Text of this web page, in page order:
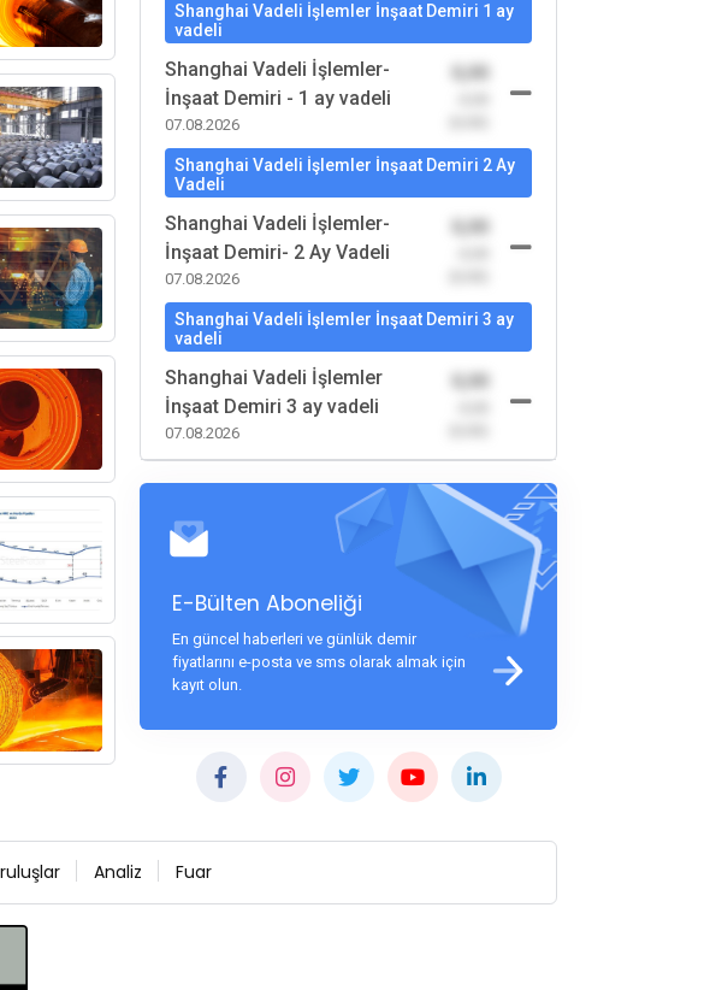
Shanghai Vadeli İşlemler İnşaat Demiri 1 ay
vadeli
Shanghai Vadeli İşlemler-
İnşaat Demiri - 1 ay vadeli
07.08.2026
0,00
Shanghai Vadeli İşlemler İnşaat Demiri 2 Ay
Vadeli
Shanghai Vadeli İşlemler-
İnşaat Demiri- 2 Ay Vadeli
07.08.2026
0,00
Shanghai Vadeli İşlemler İnşaat Demiri 3 ay
vadeli
Shanghai Vadeli İşlemler
İnşaat Demiri 3 ay vadeli
07.08.2026
0,00
E-Bülten Aboneliği
En güncel haberleri ve günlük demir
fiyatlarını e-posta ve sms olarak almak için
kayıt olun.
Analiz Fuar